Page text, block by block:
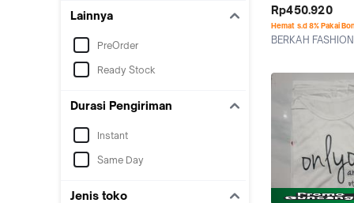
Lainnya
PreOrder
Ready Stock
Durasi Pengiriman
Instant
Same Day
Jenis toko
ANAK GAMIS
MODERN GAMIS
MALIKA TERLARIS
DAN ANAK Baju
Rp450.920
Hemat s.d 8% Pakai
BERKAH